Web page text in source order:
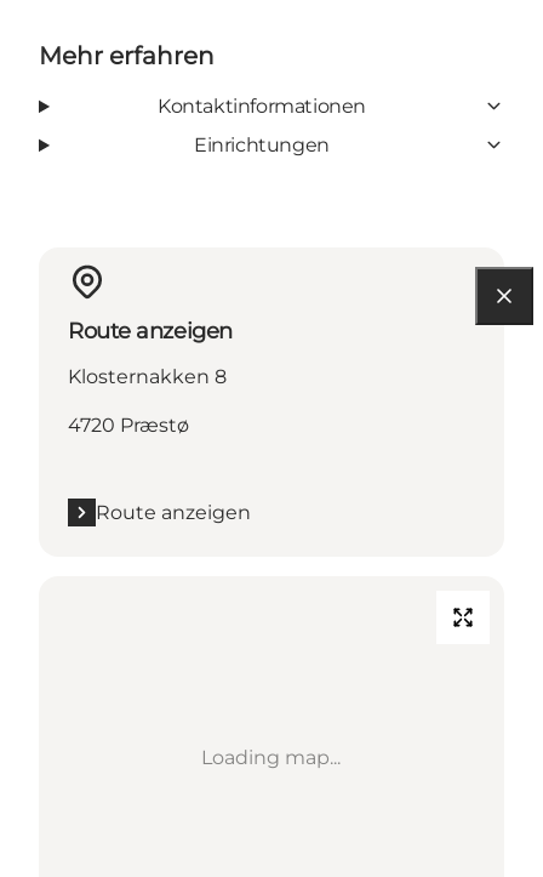
Mehr erfahren
Kontaktinformationen
Einrichtungen
Route anzeigen
Klosternakken 8
4720 Præstø
Route anzeigen
Loading map...